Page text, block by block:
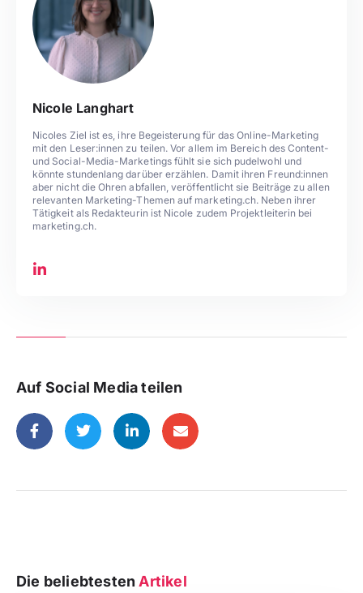
Nicole Langhart
Nicoles Ziel ist es, ihre Begeisterung für das Online-Marketing
mit den Leser:innen zu teilen. Vor allem im Bereich des Content-
und Social-Media-Marketings fühlt sie sich pudelwohl und
könnte stundenlang darüber erzählen. Damit ihren Freund:innen
aber nicht die Ohren abfallen, veröffentlicht sie Beiträge zu allen
relevanten Marketing-Themen auf marketing.ch. Neben ihrer
Tätigkeit als Redakteurin ist Nicole zudem Projektleiterin bei
marketing.ch.
Auf Social Media teilen
Die beliebtesten Artikel